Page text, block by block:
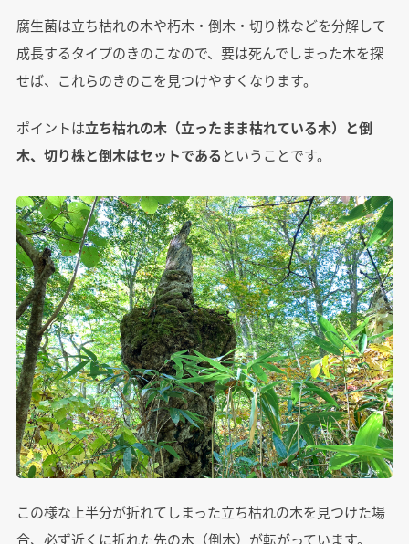
腐生菌は立ち枯れの木や朽木・倒木・切り株などを分解して
成長するタイプのきのこなので、要は死んでしまった木を探
せば、これらのきのこを見つけやすくなります。
ポイントは立ち枯れの木（立ったまま枯れている木）と倒
木、切り株と倒木はセットである ということです。
この様な上半分が折れてしまった立ち枯れの木を見つけた場
合、必ず近くに折れた先の木（倒木）が転がっています。